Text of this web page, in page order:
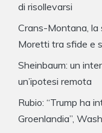
di risollevarsi
Crans-Montana, la
Moretti tra sfide e
Sheinbaum: un
un’ipotesi remota
Rubio: “Trump ha
Groenlandia”,